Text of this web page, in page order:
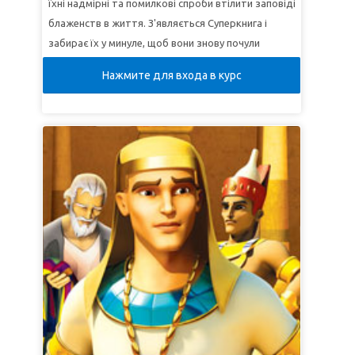
їхні надмірні та помилкові спроби втілити заповіді
блаженств в життя. З'являється Суперкнига і
забирає їх у минуле, щоб вони знову почули
їм складно зрозуміти все та жити відповідно до
*Обов’язково перегляньте відео Біблійної історії з
цього курсу, оскільки деякі зображення можуть
бути занадто приголомшливими для маленьких
дітей. Скорочений варіант менш
приголомшливий. Також попередньо перегляньте
відео "Біблійні факти" та "Знамення".
УРОК 1: ЖИТИ ЯК ХРИСТОС
СуперІстина:Я буду жити, як Христос.
СуперВірш:"Отож, кожен, хто слухає цих Моїх
слів і виконує їх, подібний до чоловіка
Нажмите для входа в курс